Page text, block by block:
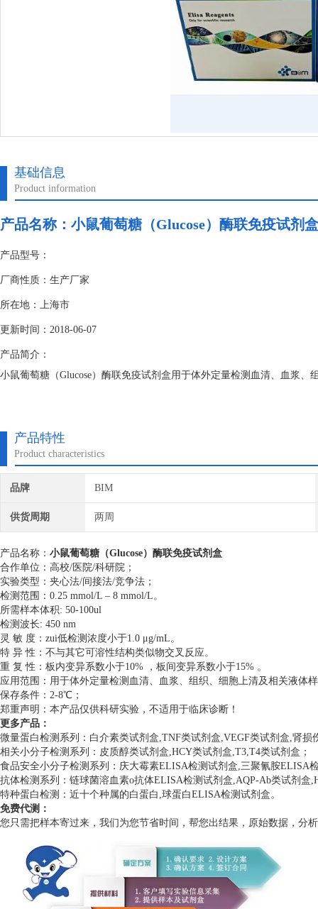
基础信息
Product information
产品名称： 小鼠葡萄糖（Glucose）酶联免疫试剂盒
产品型号：
厂商性质：生产厂家
所在地：上海市
更新时间：2018-06-07
产品简介：
小鼠葡萄糖（Glucose）酶联免疫试剂盒用于体外定量检测血清、血浆
产品特性
Product characteristics
品牌 BIM
供货周期 两周
产品名称： 小鼠葡萄糖（Glucose）酶联免疫试剂盒
合作单位：高校/医院/科研院；
实验类型：夹心法/间接法/竞争法；
检测范围：0.25 mmol/L – 8 mmol/L。
所需样本体积: 50-100ul
检测波长: 450 nm
灵 敏 度：zui低检测浓度小于1.0 μg/mL。
特 异 性：不与其它可溶性结构类似物交叉反应。
重 复 性：板内变异系数小于10% ，板间变异系数小于15% 。
应用范围：用于体外定量检测血清、血浆、组织、细胞上清及相关液体
保存条件：2-8℃；
郑重声明：本产品仅供科研实验，不适用于临床诊断！
更多产品：
微量蛋白检测系列：白介素类试剂盒,TNF类试剂盒,VEGF类试剂盒,肾损
相关小分子检测系列：皮质醇类试剂盒,HCY类试剂盒,T3,T4类试剂盒；
食品安全小分子检测系列：庆大霉素ELISA检测试剂盒,三聚氰胺
抗体检测系列：链球菌溶血素o抗体ELISA检测试剂盒,AQP-Ab类试剂盒
特种蛋白检测：近十个种属的白蛋白,球蛋白ELISA检测试剂盒。
免费代测：
您只需把样本寄过来，我们为您节省时间，帮您出结果，原始数据，分